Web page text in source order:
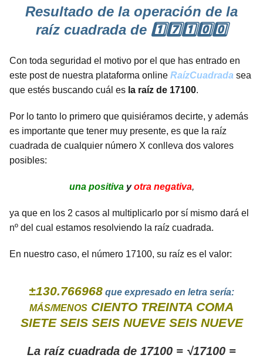
Resultado de la operación de la
raíz cuadrada de 1️⃣7️⃣1️⃣0️⃣0️⃣
Con toda seguridad el motivo por el que has entrado en
este post de nuestra plataforma online RaízCuadrada sea
que estés buscando cuál es la raíz de 17100.
Por lo tanto lo primero que quisiéramos decirte, y además
es importante que tener muy presente, es que la raíz
cuadrada de cualquier número X conlleva dos valores
posibles:
una positivayotra negativa,
ya que en los 2 casos al multiplicarlo por sí mismo dará el
nº del cual estamos resolviendo la raíz cuadrada.
En nuestro caso, el número 17100, su raíz es el valor:
±130.766968 que expresado en letra sería:
MÁS/MENOS CIENTO TREINTA COMA
SIETE SEIS SEIS NUEVE SEIS NUEVE
La raíz cuadrada de 17100 = √17100 =